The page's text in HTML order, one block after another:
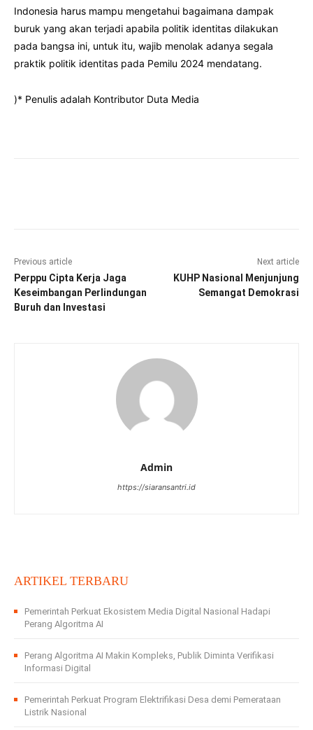
Indonesia harus mampu mengetahui bagaimana dampak
buruk yang akan terjadi apabila politik identitas dilakukan
pada bangsa ini, untuk itu, wajib menolak adanya segala
praktik politik identitas pada Pemilu 2024 mendatang.
)* Penulis adalah Kontributor Duta Media
Previous article
Perppu Cipta Kerja Jaga
Keseimbangan Perlindungan
Buruh dan Investasi
Next article
KUHP Nasional Menjunjung
Semangat Demokrasi
Admin
https://siaransantri.id
ARTIKEL TERBARU
Pemerintah Perkuat Ekosistem Media Digital Nasional Hadapi
Perang Algoritma AI
Perang Algoritma AI Makin Kompleks, Publik Diminta Verifikasi
Informasi Digital
Pemerintah Perkuat Program Elektrifikasi Desa demi Pemerataan
Listrik Nasional